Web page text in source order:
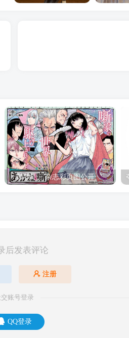
「茜物语」杂志彩页图公开
后发表评论
注册
账号登录
QQ登录